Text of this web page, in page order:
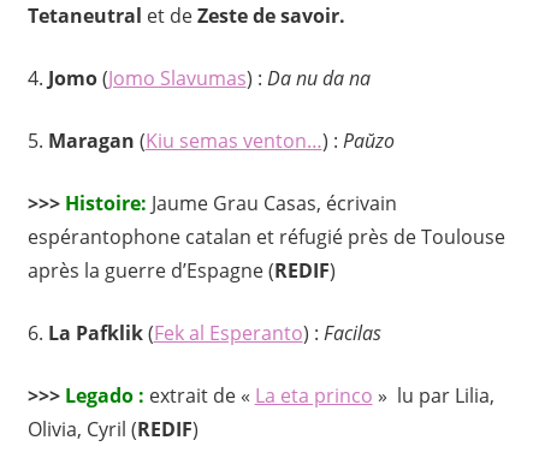
Tetaneutral et deZeste de savoir.
4. Jomo(Jomo Slavumas) : Da nu da na
5. Maragan (Kiu semas venton…) : Paŭzo
>>> Histoire: Jaume Grau Casas, écrivain
espérantophone catalan et réfugié près de Toulouse
après la guerre d’Espagne (REDIF)
6. La Pafklik(Fek al Esperanto) : Facilas
>>> Legado : extrait de « La eta princo » lu par Lilia,
Olivia, Cyril (REDIF)